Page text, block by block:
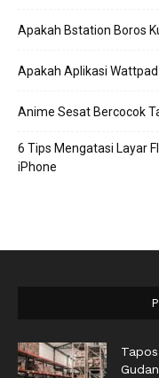
Apakah Bstation Boros
Apakah Aplikasi
Anime Sesat Bercocok
6 Tips Mengatasi Layar
iPhone